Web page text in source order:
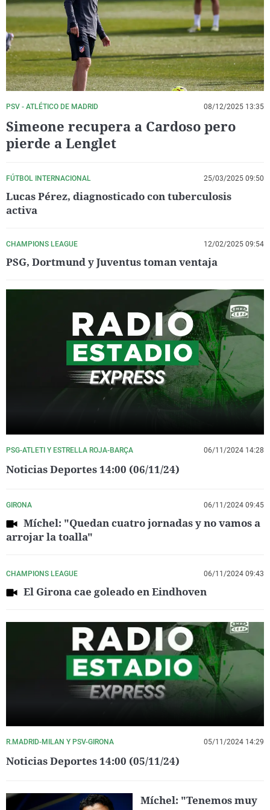
La rosa de los vientos
Gente viajera
Como el perro y el
Caso
Retornados
Equipo de
Operación Viuda
Extremadura
Galicia
La Rioja
Navarra
País Vasco
Virales
Televisión
Elecciones
PSV - ATLÉTICO DE MADRID 08/12/2025 13:35
Simeone recupera a Cardoso pero
pierde a Lenglet
FÚTBOL INTERNACIONAL 25/03/2025 09:50
Lucas Pérez, diagnosticado con tuberculosis
activa
CHAMPIONS LEAGUE 12/02/2025 09:54
PSG, Dortmund y Juventus toman ventaja
PSG-ATLETI Y ESTRELLA ROJA-BARÇA 06/11/2024 14:28
Noticias Deportes 14:00 (06/11/24)
GIRONA 06/11/2024 09:45
Míchel: "Quedan cuatro jornadas y no vamos a
arrojar la toalla"
CHAMPIONS LEAGUE 06/11/2024 09:43
El Girona cae goleado en Eindhoven
R.MADRID-MILAN Y PSV-GIRONA 05/11/2024 14:29
Noticias Deportes 14:00 (05/11/24)
Míchel: "Tenemos muy